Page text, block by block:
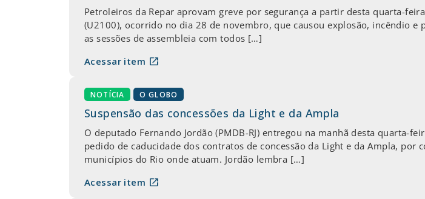
Petroleiros da Repar aprovam greve por segurança a partir desta quarta-
(U2100), ocorrido no dia 28 de novembro, que causou explosão, incêndio e
as sessões de assembleia com todos […]
Acessar item open_in_new
NOTÍCIA O GLOBO
Suspensão das concessões da Light e da Ampla
O deputado Fernando Jordão (PMDB-RJ) entregou na manhã desta quarta-
pedido de caducidade dos contratos de concessão da Light e da Ampla,
municípios do Rio onde atuam. Jordão lembra […]
Acessar item open_in_new